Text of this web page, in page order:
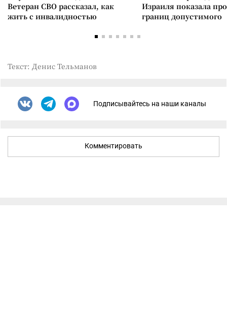
Ветеран СВО рассказал, как
жить с инвалидностью
Израиля показала
границ допустимого
Текст: Денис Тельманов
Подписывайтесь на наши каналы
Комментировать